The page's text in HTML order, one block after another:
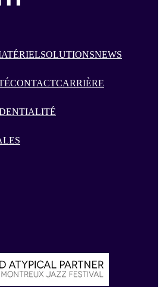
SOLUTIONSNEWS
CONTACTCARRIÈRE